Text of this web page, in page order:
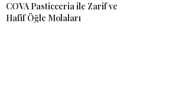
COVA Pasticceria ile Zarif ve
Hafif Öğle Molaları